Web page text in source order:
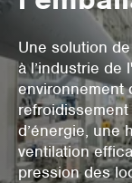
Centre de
Denrées
Plastique
Supermarchés
À propos
Italiano
Nederlands
Une solution
à l’industrie de
environnement
refroidissement
d’énergie, une
ventilation
pression des